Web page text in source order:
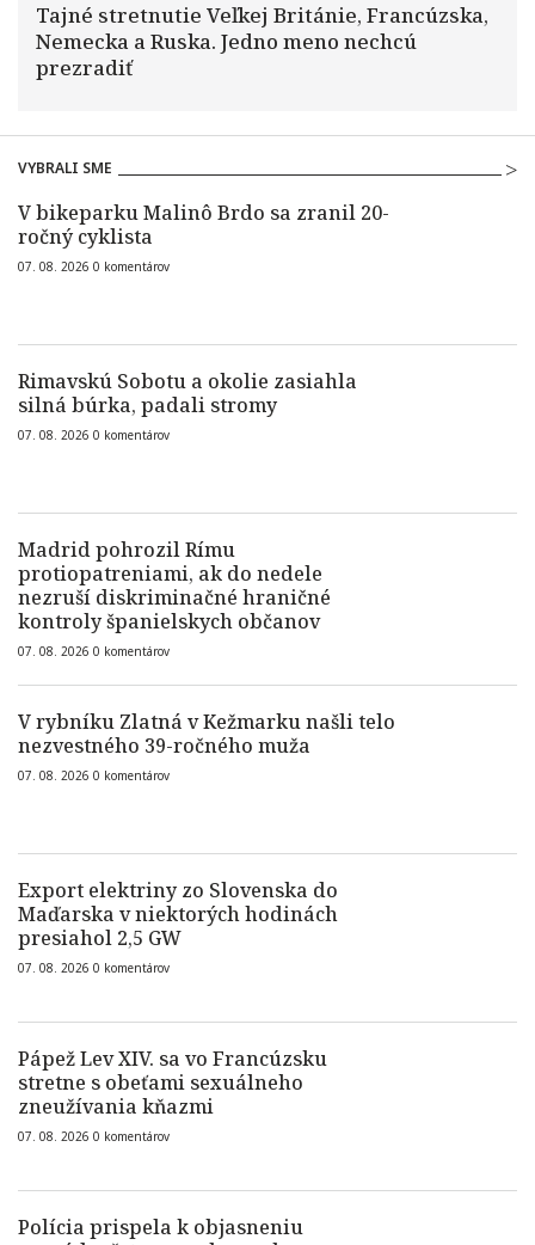
Tajné stretnutie Veľkej Británie, Francúzska,
Nemecka a Ruska. Jedno meno nechcú
prezradiť
VYBRALI SME
V bikeparku Malinô Brdo sa zranil 20-
ročný cyklista
07. 08. 2026 0 komentárov
Rimavskú Sobotu a okolie zasiahla
silná búrka, padali stromy
07. 08. 2026 0 komentárov
Madrid pohrozil Rímu
protiopatreniami, ak do nedele
nezruší diskriminačné hraničné
kontroly španielskych občanov
07. 08. 2026 0 komentárov
V rybníku Zlatná v Kežmarku našli telo
nezvestného 39-ročného muža
07. 08. 2026 0 komentárov
Export elektriny zo Slovenska do
Maďarska v niektorých hodinách
presiahol 2,5 GW
07. 08. 2026 0 komentárov
Pápež Lev XIV. sa vo Francúzsku
stretne s obeťami sexuálneho
zneužívania kňazmi
07. 08. 2026 0 komentárov
Polícia prispela k objasneniu